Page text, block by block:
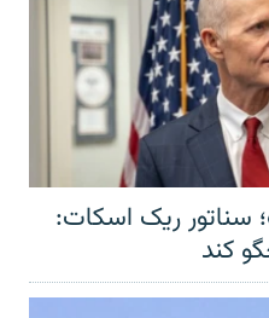
سناتور ریک اسکات:
کند